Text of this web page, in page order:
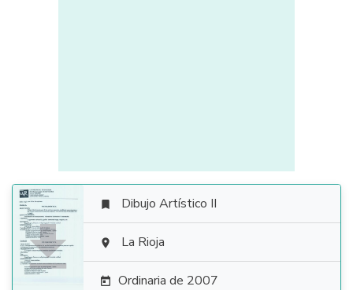

 Dibujo Artístico II
 La Rioja
 Ordinaria de 2007